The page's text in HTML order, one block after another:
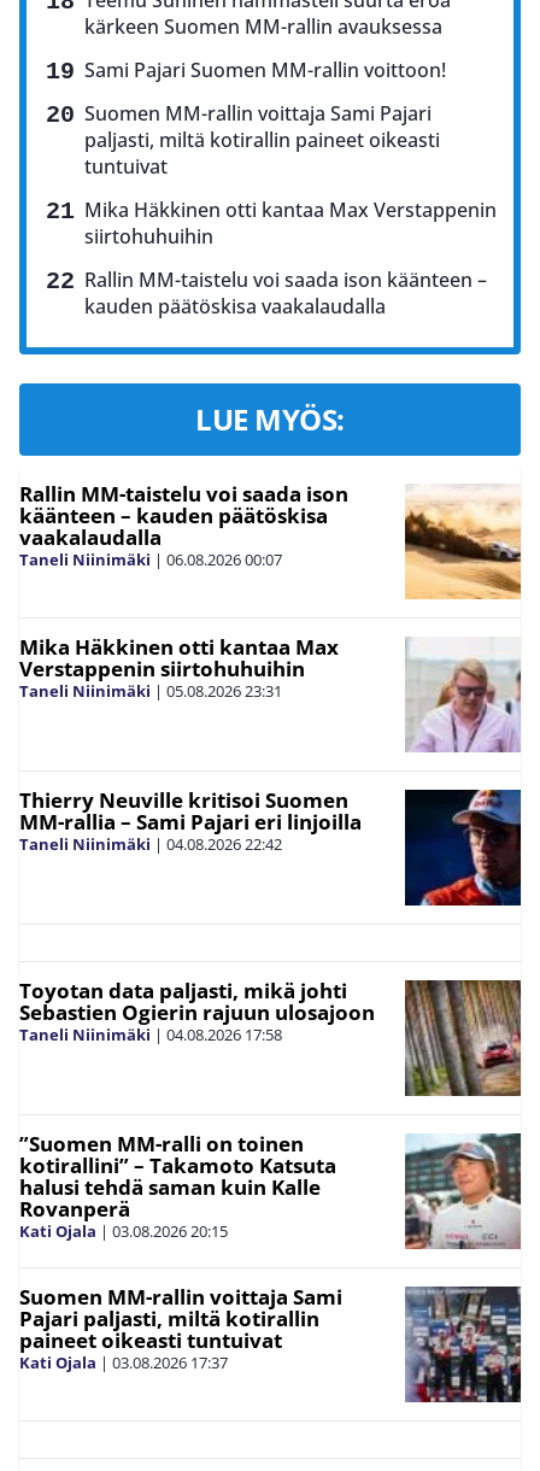
kärkeen Suomen MM-rallin avauksessa
Sami Pajari Suomen MM-rallin voittoon!
Suomen MM-rallin voittaja Sami Pajari
paljasti, miltä kotirallin paineet oikeasti
tuntuivat
Mika Häkkinen otti kantaa Max Verstappenin
siirtohuhuihin
Rallin MM-taistelu voi saada ison käänteen –
kauden päätöskisa vaakalaudalla
LUE MYÖS:
Rallin MM-taistelu voi saada ison
käänteen – kauden päätöskisa
vaakalaudalla
Taneli Niinimäki | 06.08.202600:07
Mika Häkkinen otti kantaa Max
Verstappenin siirtohuhuihin
Taneli Niinimäki | 05.08.202623:31
Thierry Neuville kritisoi Suomen
MM-rallia – Sami Pajari eri linjoilla
Taneli Niinimäki | 04.08.202622:42
Toyotan data paljasti, mikä johti
Sebastien Ogierin rajuun ulosajoon
Taneli Niinimäki | 04.08.2026 17:58
”Suomen MM-ralli on toinen
kotirallini” – Takamoto Katsuta
halusi tehdä saman kuin Kalle
Rovanperä
Kati Ojala | 03.08.202620:15
Suomen MM-rallin voittaja Sami
Pajari paljasti, miltä kotirallin
paineet oikeasti tuntuivat
Kati Ojala | 03.08.2026 17:37